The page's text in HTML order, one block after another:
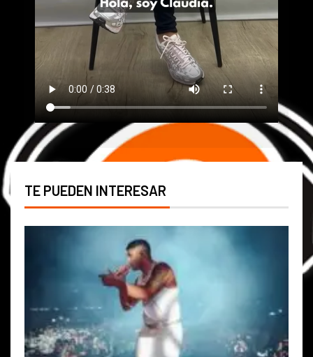
TE PUEDEN INTERESAR